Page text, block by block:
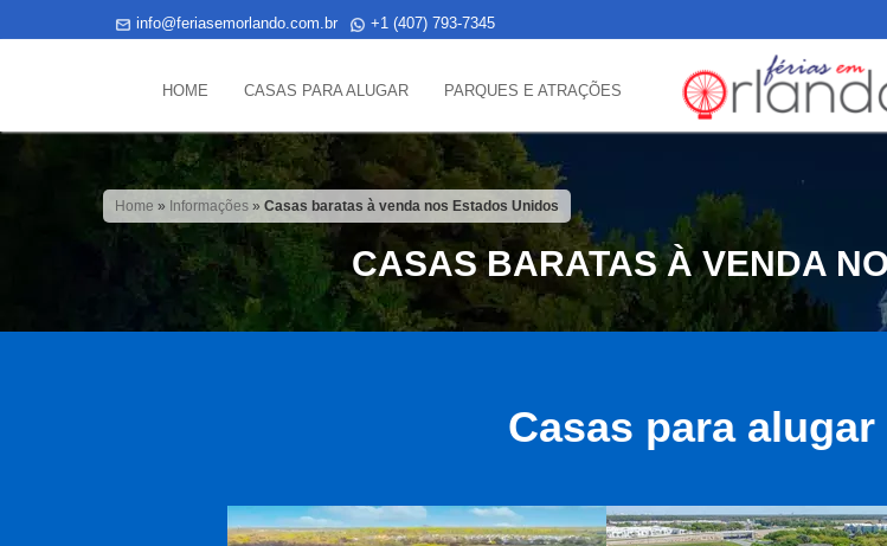
info@feriasemorlando.com.br +1 (407) 793-7345
HOME CASAS PARA ALUGAR PARQUES E ATRAÇÕES
Home » Informações »Casas baratas à venda nos Estados Unidos
CASAS BARATAS À VENDA
Casas para